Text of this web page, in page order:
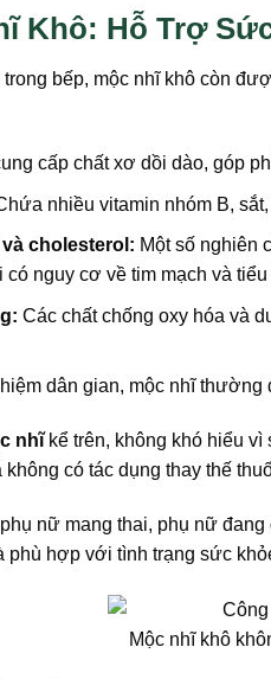
Khô: Hỗ Trợ
bếp, mộc nhĩ khô còn
cấp chất xơ dồi dào, góp
nhiều vitamin nhóm B,
cholesterol: Một số nghiên
nguy cơ về tim mạch và
Các chất chống oxy hóa và
dân gian, mộc nhĩ
nhĩkể trên, không khó hiểu vì
có tác dụng thay thế
nữ mang thai, phụ nữ
hợp với tình trạng sức
Mộc nhĩ khô